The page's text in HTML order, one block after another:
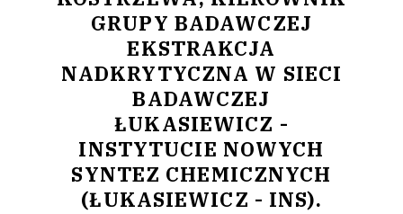
GRUPY BADAWCZEJ
EKSTRAKCJA
NADKRYTYCZNA W SIECI
BADAWCZEJ
ŁUKASIEWICZ -
INSTYTUCIE NOWYCH
SYNTEZ CHEMICZNYCH
(ŁUKASIEWICZ - INS).